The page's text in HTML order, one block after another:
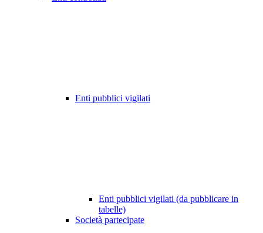
Enti pubblici vigilati
Enti pubblici vigilati (da pubblicare in
tabelle)
Società partecipate